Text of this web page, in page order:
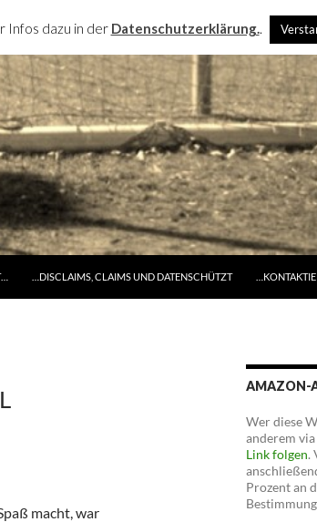
…DISCLAIMS, CLAIMS UND DATENSCHÜTZT
macht, war
AMAZON-
Wer diese
anderem
Link folgen.
Prozent an
Infos dazu in der Datenschutzerklärung..